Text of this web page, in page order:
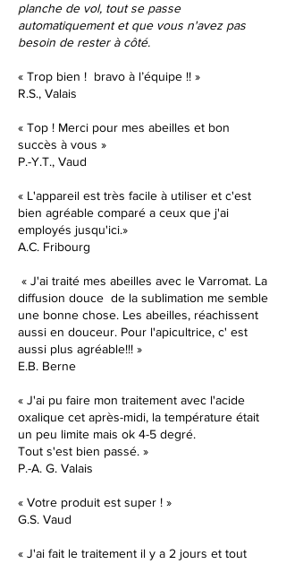
planche de vol, tout se passe
automatiquement et que vous n'avez pas
besoin de rester à côté.
« Trop bien ! bravo à l’équipe !! »
R.S., Valais
« Top ! Merci pour mes abeilles et bon
succès à vous »
P.-Y.T., Vaud
« L'appareil est très facile à utiliser et c'est
bien agréable comparé a ceux que j'ai
employés jusqu'ici.»
A.C. Fribourg
« J'ai traité mes abeilles avec le Varromat. La
diffusion douce de la sublimation me semble
une bonne chose. Les abeilles, réachissent
aussi en douceur. Pour l'apicultrice, c' est
aussi plus agréable!!! »
E.B. Berne
« J'ai pu faire mon traitement avec l'acide
oxalique cet après-midi, la température était
un peu limite mais ok 4-5 degré.
Tout s'est bien passé. »
P.-A. G. Valais
« Votre produit est super ! »
G.S. Vaud
« J'ai fait le traitement il y a 2 jours et tout